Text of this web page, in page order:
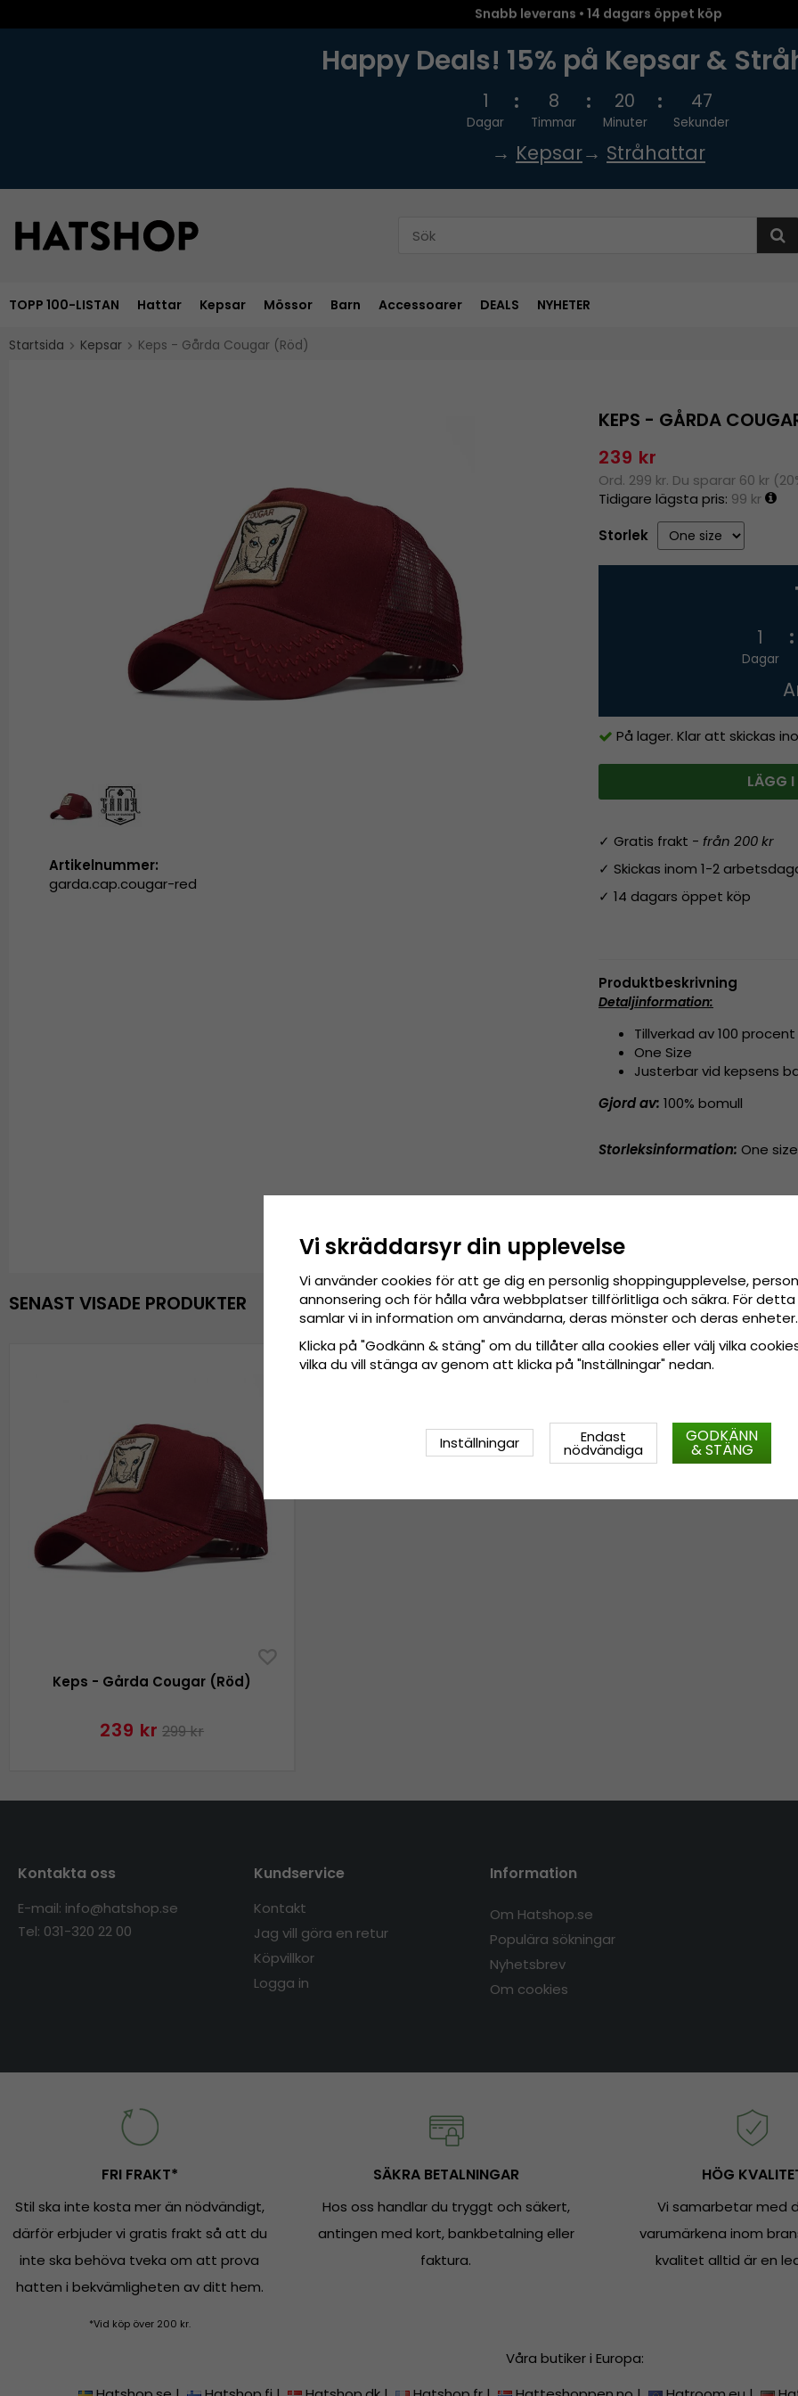
Snabb leverans • 14 dagars öppet köp
Happy Deals! 15% på Kepsar &
1
Dagar
8
Timmar
20
Minuter
46
Sekunder
→ Kepsar→ Stråhattar
TOPP 100-LISTAN Hattar Kepsar Mössor Barn Accessoarer DEALS NYHETER
Startsida Kepsar Keps - Gårda Cougar (Röd)
KEPS - GÅRDA
239 kr
Ord. 299 kr. Du sparar 60 kr
Tidigare lägsta pris: 99 kr
Storlek
1
Dagar
På lager. Klar att skickas
LÄGG
✓ Gratis frakt - från 200 kr
✓ Skickas inom 1-2
✓ 14 dagars öppet köp
Produktbeskrivning
Detaljinformation:
Tillverkad av 100
One Size
Justerbar vid kepsens
Gjord av: 100% bomull
Storleksinformation: One
Artikelnummer:
garda.cap.cougar-red
SENAST VISADE PRODUKTER
Keps - Gårda Cougar (Röd)
239 kr 299 kr
Kontakta oss
E-mail: info@hatshop.se
Tel: 031-320 22 00
Kundservice
Kontakt
Jag vill göra en retur
Köpvillkor
Logga in
Information
Om Hatshop.se
Populära sökningar
Nyhetsbrev
Om cookies
FRI FRAKT*
Stil ska inte kosta mer än nödvändigt,
därför erbjuder vi gratis frakt så att du
inte ska behöva tveka om att prova
hatten i bekvämligheten av ditt hem.
*Vid köp över 200 kr.
SÄKRA BETALNINGAR
Hos oss handlar du tryggt och säkert,
antingen med kort, bankbetalning eller
faktura.
HÖG
Vi samarbetar med
varumärkena inom
kvalitet alltid är en
Våra butiker i Europa:
Vi skräddarsyr din upplevelse
Vi använder cookies för att ge dig en personlig shoppingupplevelse,
annonsering och för hålla våra webbplatser tillförlitliga och säkra. För
samlar vi in information om användarna, deras mönster och deras enheter.
Klicka på "Godkänn & stäng" om du tillåter alla cookies eller välj vilka
vilka du vill stänga av genom att klicka på "Inställningar" nedan.
Inställningar Endast
nödvändiga
GODKÄNN
& STÄNG